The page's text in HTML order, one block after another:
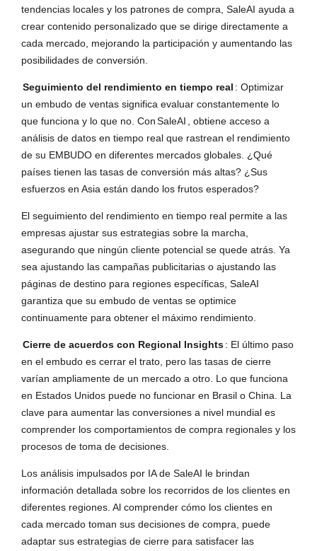
tendencias locales y los patrones de compra, SaleAI ayuda a
crear contenido personalizado que se dirige directamente a
cada mercado, mejorando la participación y aumentando las
posibilidades de conversión.
Seguimiento del rendimiento en tiempo real : Optimizar
un embudo de ventas significa evaluar constantemente lo
que funciona y lo que no. ConSaleAI , obtiene acceso a
análisis de datos en tiempo real que rastrean el rendimiento
de su EMBUDO en diferentes mercados globales. ¿Qué
países tienen las tasas de conversión más altas? ¿Sus
esfuerzos en Asia están dando los frutos esperados?
El seguimiento del rendimiento en tiempo real permite a las
empresas ajustar sus estrategias sobre la marcha,
asegurando que ningún cliente potencial se quede atrás. Ya
sea ajustando las campañas publicitarias o ajustando las
páginas de destino para regiones específicas, SaleAI
garantiza que su embudo de ventas se optimice
continuamente para obtener el máximo rendimiento.
Cierre de acuerdos con Regional Insights: El último paso
en el embudo es cerrar el trato, pero las tasas de cierre
varían ampliamente de un mercado a otro. Lo que funciona
en Estados Unidos puede no funcionar en Brasil o China. La
clave para aumentar las conversiones a nivel mundial es
comprender los comportamientos de compra regionales y los
procesos de toma de decisiones.
Los análisis impulsados por IA de SaleAI le brindan
información detallada sobre los recorridos de los clientes en
diferentes regiones. Al comprender cómo los clientes en
cada mercado toman sus decisiones de compra, puede
adaptar sus estrategias de cierre para satisfacer las